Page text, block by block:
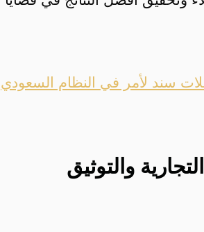
سند لأمر في النظام السعودي
والتوثيق